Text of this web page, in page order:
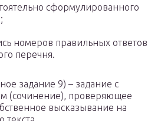
сформулированного
номеров правильных ответов
перечня.
задание 9) – задание с
(сочинение), проверяющее
высказывание на